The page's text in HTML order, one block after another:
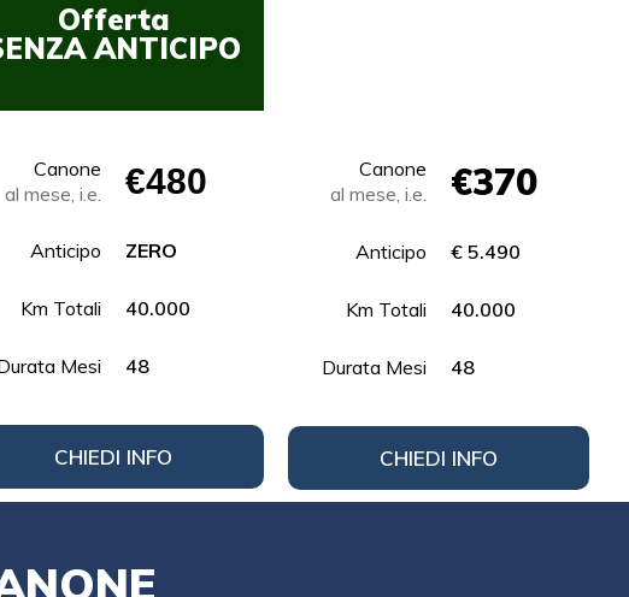
Offerta
ANTICIPO
Canone
al mese, i.e.
€480
Anticipo ZERO
Km Totali 40.000
Mesi 48
CHIEDI INFO
Canone
al mese, i.e.
€370
Anticipo € 5.490
Km Totali 40.000
Durata Mesi 48
CHIEDI INFO